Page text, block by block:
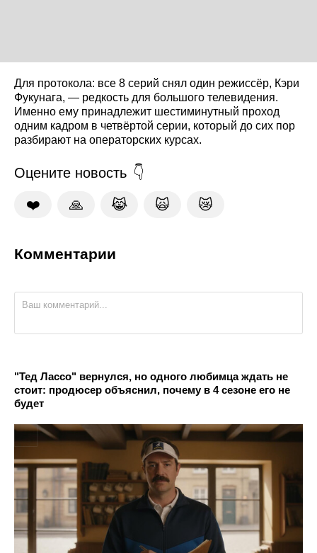
Для протокола: все 8 серий снял один режиссёр, Кэри
Фукунага, — редкость для большого телевидения.
Именно ему принадлежит шестиминутный проход
одним кадром в четвёртой серии, который до сих пор
разбирают на операторских курсах.
Оцените новость
❤️ 🙏 😹 🙀 😿
Комментарии
"Тед Лассо" вернулся, но одного любимца ждать не
стоит: продюсер объяснил, почему в 4 сезоне его не
будет